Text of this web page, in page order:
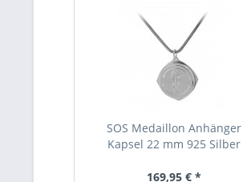
SOS Medaillon Anhänger
Kapsel 22 mm 925 Silber
169,95 € *